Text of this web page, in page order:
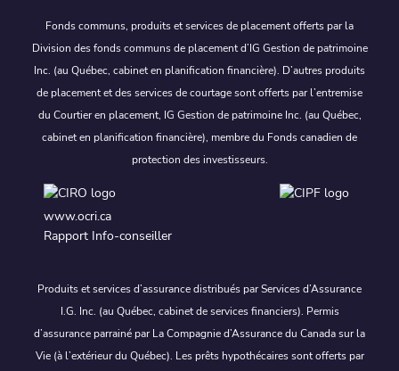
Fonds communs, produits et services de placement offerts par la
Division des fonds communs de placement d’IG Gestion de patrimoine
Inc. (au Québec, cabinet en planification financière). D’autres produits
de placement et des services de courtage sont offerts par l’entremise
du Courtier en placement, IG Gestion de patrimoine Inc. (au Québec,
cabinet en planification financière), membre du Fonds canadien de
protection des investisseurs.
www.ocri.ca
Rapport Info-conseiller
Produits et services d’assurance distribués par Services d’Assurance
I.G. Inc. (au Québec, cabinet de services financiers). Permis
d’assurance parrainé par La Compagnie d’Assurance du Canada sur la
Vie (à l’extérieur du Québec). Les prêts hypothécaires sont offerts par